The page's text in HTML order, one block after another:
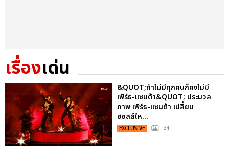
เรื่องเด่น
&QUOT;ถ้าไม่มีทุกคนก็คงไม่มี
เพิร์ธ-แซนต้า&QUOT; ประมวล
ภาพ เพิร์ธ-แซนต้า เปลี่ยน
ฮอลล์ให...
EXCLUSIVE : 34